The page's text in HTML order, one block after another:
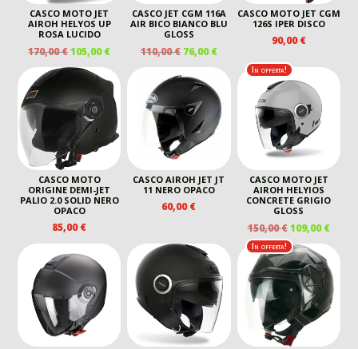
CASCO MOTO JET
AIROH HELYOS UP
ROSA LUCIDO
170,00€IL
PREZZO
ORIGINALE
ERA:
170,00 €.
105,00€IL
PREZZO
ATTUALE
105,00 €.
CASCO JET CGM 116A
AIR BICO BIANCO BLU
GLOSS
110,00€ IL
PREZZO
ORIGINALE
ERA:
110,00 €.
76,00€IL
PREZZO
ATTUALE
È:
76,00 €.
CASCO MOTO JET CGM
126S IPER DISCO
90,00€
CASCO MOTO
ORIGINE DEMI-JET
PALIO 2.0 SOLID NERO
OPACO
85,00€
CASCO AIROH JET JT
11 NERO OPACO
60,00€
In offerta!
CASCO MOTO JET
AIROH HELYIOS
CONCRETE GRIGIO
GLOSS
150,00€ IL
PREZZO
ORIGINALE
ERA:
150,00 €.
109,00€IL
È:
In offerta!